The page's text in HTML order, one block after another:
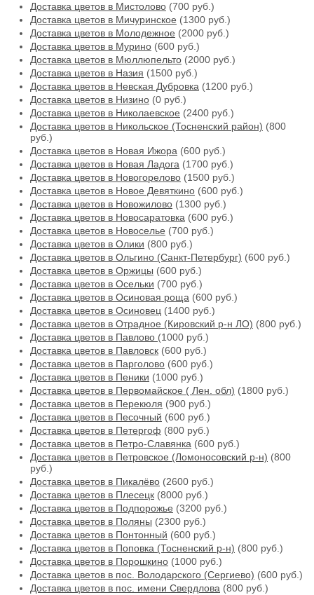
Доставка цветов в Мистолово (700 руб.)
Доставка цветов в Мичуринское (1300 руб.)
Доставка цветов в Молодежное (2000 руб.)
Доставка цветов в Мурино (600 руб.)
Доставка цветов в Мюллюпельто (2000 руб.)
Доставка цветов в Назия (1500 руб.)
Доставка цветов в Невская Дубровка (1200 руб.)
Доставка цветов в Низино (0 руб.)
Доставка цветов в Николаевское (2400 руб.)
Доставка цветов в Никольское (Тосненский район) (800
руб.)
Доставка цветов в Новая Ижора (600 руб.)
Доставка цветов в Новая Ладога (1700 руб.)
Доставка цветов в Новогорелово (1500 руб.)
Доставка цветов в Новое Девяткино (600 руб.)
Доставка цветов в Новожилово (1300 руб.)
Доставка цветов в Новосаратовка (600 руб.)
Доставка цветов в Новоселье (700 руб.)
Доставка цветов в Олики (800 руб.)
Доставка цветов в Ольгино (Санкт-Петербург) (600 руб.)
Доставка цветов в Оржицы (600 руб.)
Доставка цветов в Осельки (700 руб.)
Доставка цветов в Осиновая роща (600 руб.)
Доставка цветов в Осиновец (1400 руб.)
Доставка цветов в Отрадное (Кировский р-н ЛО) (800 руб.)
Доставка цветов в Павлово (1000 руб.)
Доставка цветов в Павловск (600 руб.)
Доставка цветов в Парголово (600 руб.)
Доставка цветов в Пеники (1000 руб.)
Доставка цветов в Первомайское ( Лен. обл) (1800 руб.)
Доставка цветов в Перекюля (900 руб.)
Доставка цветов в Песочный (600 руб.)
Доставка цветов в Петергоф (800 руб.)
Доставка цветов в Петро-Славянка (600 руб.)
Доставка цветов в Петровское (Ломоносовский р-н) (800
руб.)
Доставка цветов в Пикалёво (2600 руб.)
Доставка цветов в Плесецк (8000 руб.)
Доставка цветов в Подпорожье (3200 руб.)
Доставка цветов в Поляны (2300 руб.)
Доставка цветов в Понтонный (600 руб.)
Доставка цветов в Поповка (Тосненский р-н) (800 руб.)
Доставка цветов в Порошкино (1000 руб.)
Доставка цветов в пос. Володарского (Сергиево) (600 руб.)
Доставка цветов в пос. имени Свердлова (800 руб.)